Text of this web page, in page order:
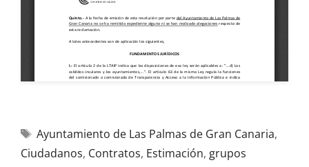
Ayuntamiento de Las Palmas de Gran Canaria,
Ciudadanos, Contratos, Estimación, grupos